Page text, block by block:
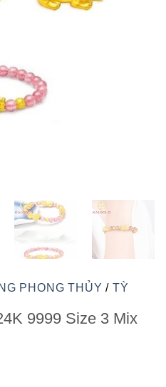
PHONG THỦY / TỲ
9999 Size 3 Mix